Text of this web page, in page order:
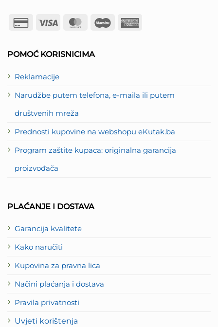
POMOĆ KORISNICIMA
Reklamacije
Narudžbe putem telefona, e-maila ili putem
društvenih mreža
Prednosti kupovine na webshopu eKutak.ba
Program zaštite kupaca: originalna garancija
proizvođača
PLAĆANJE I DOSTAVA
Garancija kvalitete
Kako naručiti
Kupovina za pravna lica
Načini plaćanja i dostava
Pravila privatnosti
Uvjeti korištenja
Credit
Visa MasterCard
Maestro